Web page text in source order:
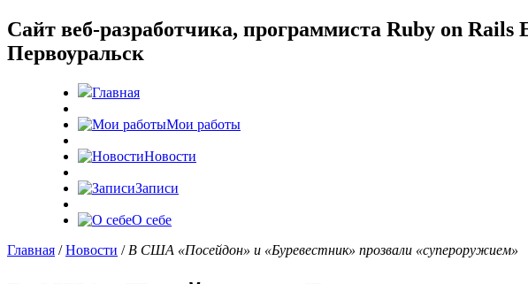
Cайт веб-разработчика, программиста Ruby on
Первоуральск
Главная
Мои работы
Новости
Записи
О себе
Главная /Новости / В США «Посейдон» и «Буревестник» прозвали «супероружием»